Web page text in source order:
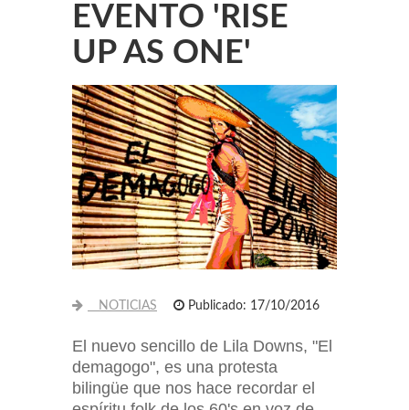
EVENTO 'RISE
UP AS ONE'
NOTICIAS Publicado: 17/10/2016
El nuevo sencillo de Lila Downs, "El
demagogo", es una protesta
bilingüe que nos hace recordar el